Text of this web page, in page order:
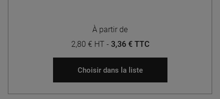
À partir de
2,80 € HT - 3,36 € TTC
Choisir dans la liste